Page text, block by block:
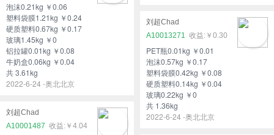
泡沫0.21kg ￥0.06
塑料袋膜1.21kg ￥0.24
硬质塑料0.67kg ￥0.17
玻璃1.45kg ￥0
铝拉罐0.01kg ￥0.08
牛奶盒0.06kg ￥0.04
共 3.61kg
2022-6-24 -奥北北京
刘超Chad
A10013271
￥0.30
PET瓶0.01kg ￥0.01
泡沫0.57kg ￥0.17
塑料袋膜0.42kg ￥0.08
硬质塑料0.14kg ￥0.04
玻璃0.22kg ￥0
共 1.36kg
2022-6-24 -奥北北京
刘超Chad
A10001487
￥4.04